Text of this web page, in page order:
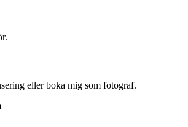
eller boka mig som fotograf.